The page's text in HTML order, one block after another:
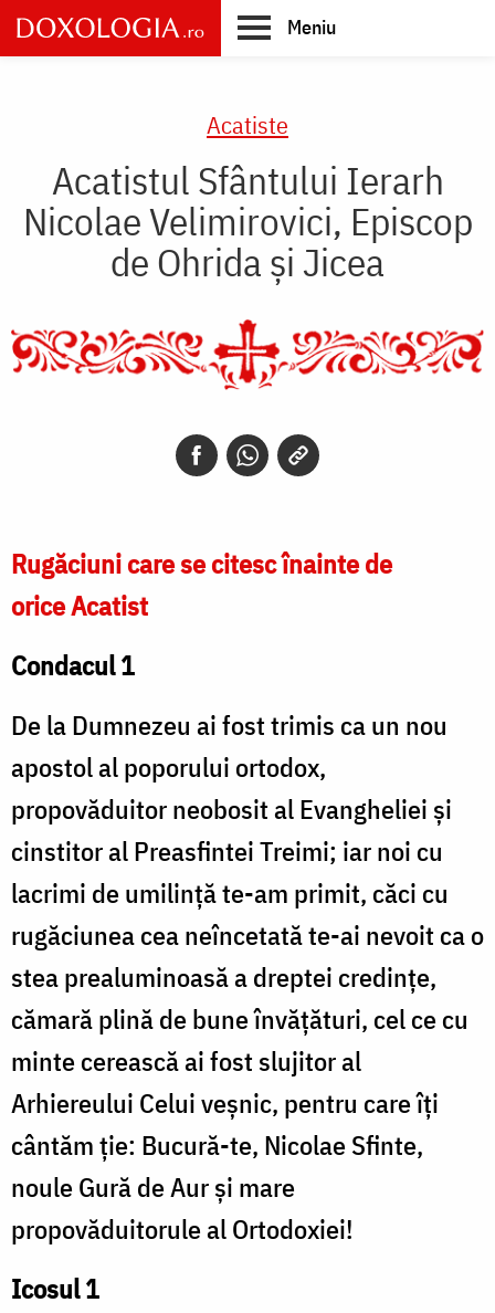
Skip
to
main
Meniu
Acatiste
Acatistul Sfântului Ierarh
Nicolae Velimirovici, Episcop
de Ohrida şi Jicea
Rugăciuni care se citesc înainte de
orice Acatist
Condacul 1
De la Dumnezeu ai fost trimis ca un nou
apostol al poporului ortodox,
propovăduitor neobosit al Evangheliei şi
cinstitor al Preasfintei Treimi; iar noi cu
lacrimi de umilinţă te-am primit, căci cu
rugăciunea cea neîncetată te-ai nevoit ca o
stea prealuminoasă a dreptei credinţe,
cămară plină de bune învăţături, cel ce cu
minte cerească ai fost slujitor al
Arhiereului Celui veşnic, pentru care îţi
cântăm ţie: Bucură-te, Nicolae Sfinte,
noule Gură de Aur şi mare
propovăduitorule al Ortodoxiei!
Icosul 1